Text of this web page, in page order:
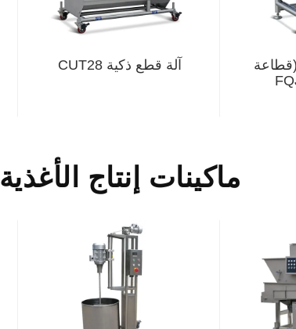
(قطاعة
آلة قطع ذكية CUT28
ماكينات إنتاج الأغذية